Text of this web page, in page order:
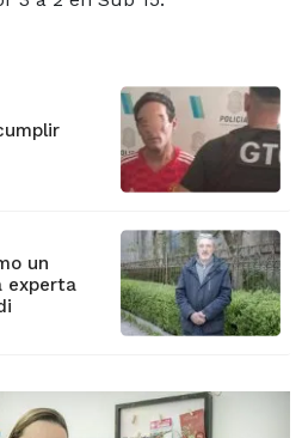
un
experta